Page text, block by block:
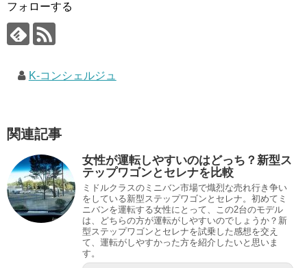
フォローする
K-コンシェルジュ
関連記事
女性が運転しやすいのはどっち？新型ス
テップワゴンとセレナを比較
ミドルクラスのミニバン市場で熾烈な売れ行き争い
をしている新型ステップワゴンとセレナ。初めてミ
ニバンを運転する女性にとって、この2台のモデル
は、どちらの方が運転がしやすいのでしょうか？新
型ステップワゴンとセレナを試乗した感想を交え
て、運転がしやすかった方を紹介したいと思いま
す。